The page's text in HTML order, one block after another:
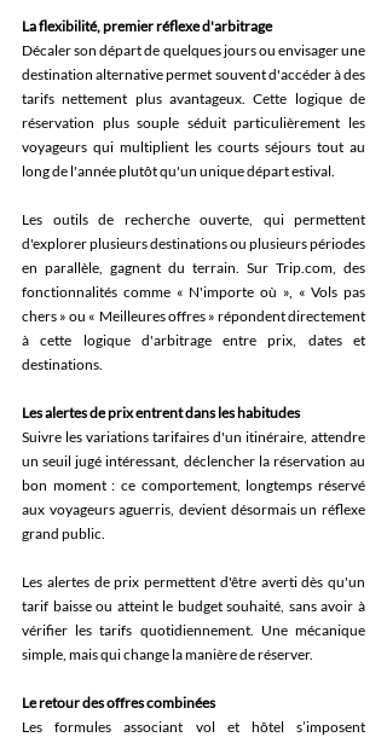
La flexibilité, premier réflexe d'arbitrage
Décaler son départ de quelques jours ou envisager une
destination alternative permet souvent d'accéder à des
tarifs nettement plus avantageux. Cette logique de
réservation plus souple séduit particulièrement les
voyageurs qui multiplient les courts séjours tout au
long de l'année plutôt qu'un unique départ estival.
Les outils de recherche ouverte, qui permettent
d'explorer plusieurs destinations ou plusieurs périodes
en parallèle, gagnent du terrain. Sur Trip.com, des
fonctionnalités comme « N'importe où », « Vols pas
chers » ou « Meilleures offres » répondent directement
à cette logique d'arbitrage entre prix, dates et
destinations.
Les alertes de prix entrent dans les habitudes
Suivre les variations tarifaires d'un itinéraire, attendre
un seuil jugé intéressant, déclencher la réservation au
bon moment : ce comportement, longtemps réservé
aux voyageurs aguerris, devient désormais un réflexe
grand public.
Les alertes de prix permettent d'être averti dès qu'un
tarif baisse ou atteint le budget souhaité, sans avoir à
vérifier les tarifs quotidiennement. Une mécanique
simple, mais qui change la manière de réserver.
Le retour des offres combinées
Les formules associant vol et hôtel s’imposent